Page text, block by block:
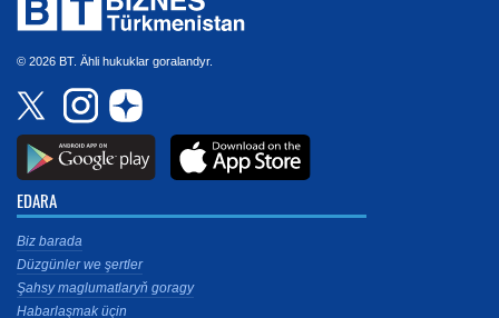
© 2026 BT. Ähli hukuklar goralandyr.
EDARA
Biz barada
Düzgünler we şertler
Şahsy maglumatlaryň goragy
Habarlaşmak üçin